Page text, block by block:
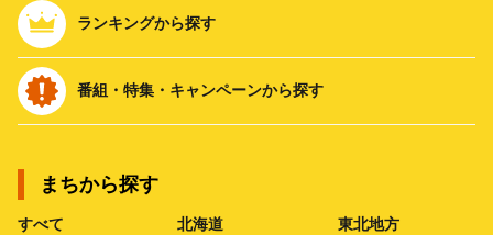
ランキングから探す
番組・特集・キャンペーンから探す
まちから探す
すべて 北海道 東北地方